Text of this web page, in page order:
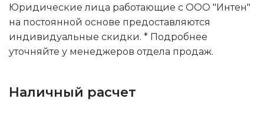
Юридические лица работающие с ООО "Интен"
на постоянной основе предоставляются
индивидуальные скидки. * Подробнее
уточняйте у менеджеров отдела продаж.
Наличный расчет